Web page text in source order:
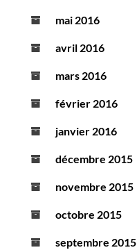
mai 2016
avril 2016
mars 2016
février 2016
janvier 2016
décembre 2015
novembre 2015
octobre 2015
septembre 2015